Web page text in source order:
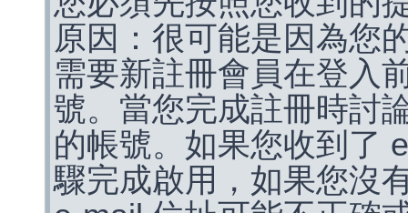
原因：很可能是因為您
需要新註冊會員在登入
號。當您完成註冊時討
的帳號。如果您收到了
驟完成啟用，如果您沒